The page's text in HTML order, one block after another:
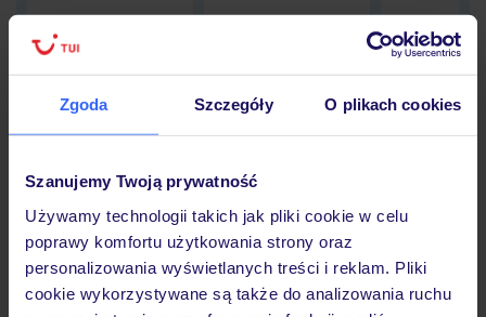
Zgoda Szczegóły O plikach cookies
Szanujemy Twoją prywatność
Używamy technologii takich jak pliki cookie w celu
poprawy komfortu użytkowania strony oraz
personalizowania wyświetlanych treści i reklam. Pliki
cookie wykorzystywane są także do analizowania ruchu
Hotel
Opinie
Pokoje